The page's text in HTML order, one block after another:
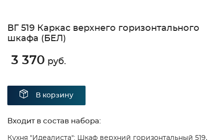
ВГ 519 Каркас верхнего горизонтального
шкафа (БЕЛ)
3 370 руб.
В корзину
Входит в состав набора:
Кухня "Идеалиста": Шкаф верхний горизонтальный 519,